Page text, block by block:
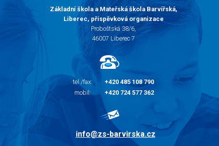
Základní škola a Mateřská škola Barvířská,
Liberec, příspěvková organizace
Proboštská 38/6,
46007 Liberec 7
tel./fax:
+420 485 108 790
mobil:
+420 724 577 362
info@zs-barvirska.cz